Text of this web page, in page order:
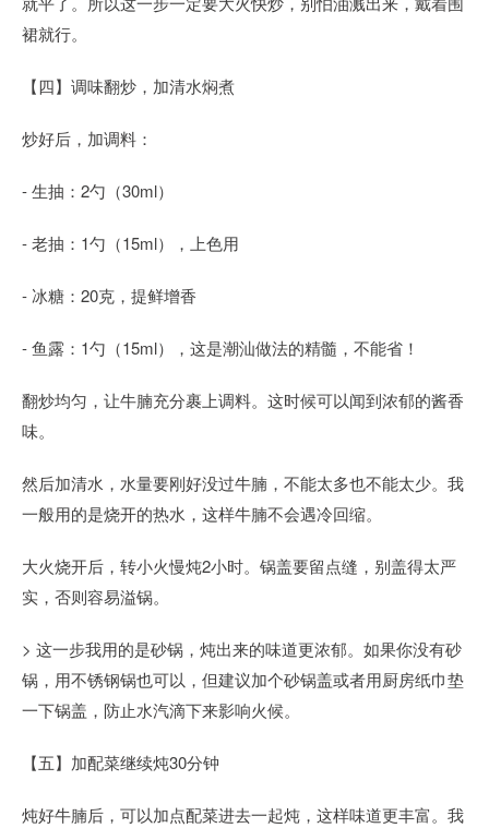
裙就行。
【四】调味翻炒，加清水焖煮
炒好后，加调料：
- 生抽：2勺（30ml）
- 老抽：1勺（15ml），上色用
- 冰糖：20克，提鲜增香
- 鱼露：1勺（15ml），这是潮汕做法的精髓，不能省！
翻炒均匀，让牛腩充分裹上调料。这时候可以闻到浓郁的酱香
味。
然后加清水，水量要刚好没过牛腩，不能太多也不能太少。我
一般用的是烧开的热水，这样牛腩不会遇冷回缩。
大火烧开后，转小火慢炖2小时。锅盖要留点缝，别盖得太严
实，否则容易溢锅。
> 这一步我用的是砂锅，炖出来的味道更浓郁。如果你没有砂
锅，用不锈钢锅也可以，但建议加个砂锅盖或者用厨房纸巾垫
一下锅盖，防止水汽滴下来影响火候。
【五】加配菜继续炖30分钟
炖好牛腩后，可以加点配菜进去一起炖，这样味道更丰富。我